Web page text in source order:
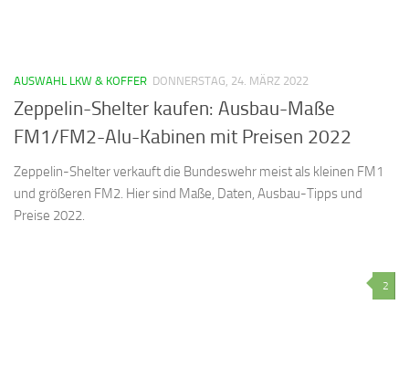
AUSWAHL LKW & KOFFER DONNERSTAG, 24. MÄRZ 2022
Zeppelin-Shelter kaufen: Ausbau-Maße
FM1/FM2-Alu-Kabinen mit Preisen 2022
Zeppelin-Shelter verkauft die Bundeswehr meist als kleinen FM1
und größeren FM2. Hier sind Maße, Daten, Ausbau-Tipps und
Preise 2022.
2